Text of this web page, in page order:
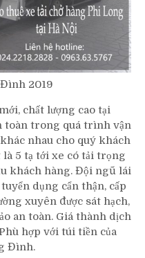
2019
chất lượng cao tại
toàn trong quá trình vận
nhau cho quý khách
là 5 tạ tới xe có tải trọng
khách hàng. Đội ngũ lái
dụng cẩn thận, cấp
xuyên được sát hạch,
an toàn. Giá thành dịch
hợp với túi tiền của
Đình.